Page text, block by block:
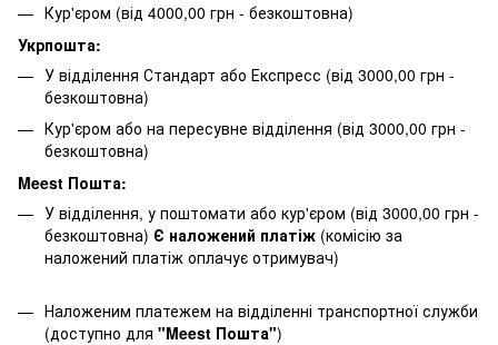
Кур'єром (від 4000,00 грн - безкоштовна)
Укрпошта:
У відділення Стандарт або Експресс (від 3000,00 грн -
безкоштовна)
Кур'єром або на пересувне відділення (від 3000,00 грн -
безкоштовна)
Meest Пошта:
У відділення, у поштомати або кур'єром (від 3000,00 грн -
безкоштовна) Є наложений платіж (комісію за
наложений платіж оплачує отримувач)
Наложеним платежем на відділенні транспортної служби
(доступно для "Meest Пошта")